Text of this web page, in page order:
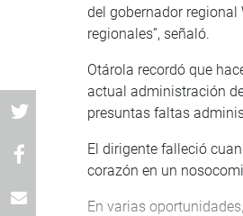
del gobernador
regionales”, señaló.
Otárola recordó que
actual administración
presuntas faltas
El dirigente falleció
corazón en un
En varias